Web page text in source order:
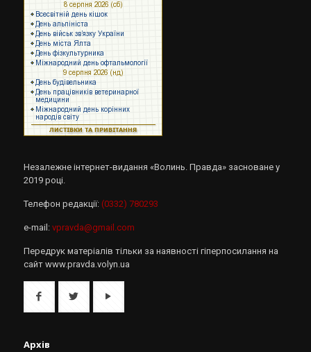
Незалежне інтернет-видання «Волинь. Правда» засноване у
2019 році.
Телефон редакції: (0332) 780293
e-mail: vpravda@gmail.com
Передрук матеріалів тільки за наявності гіперпосилання на
сайт www.pravda.volyn.ua
Архів